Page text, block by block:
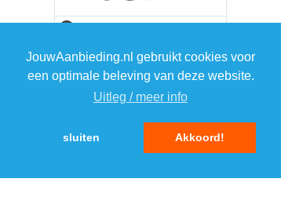
JouwAanbieding.nl gebruikt cookies voor
een optimale beleving van deze website.
Uitleg / meer info
sluiten Akkoord!
5 5